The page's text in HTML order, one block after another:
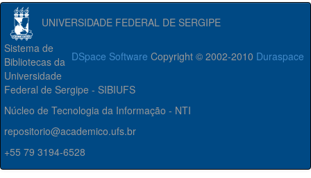
UNIVERSIDADE FEDERAL DE SERGIPE
DSpace Software Copyright © 2002-2010 Duraspace
Sistema de
Bibliotecas da
Universidade
Federal de Sergipe - SIBIUFS
Núcleo de Tecnologia da Informação - NTI
repositorio@academico.ufs.br
+55 79 3194-6528